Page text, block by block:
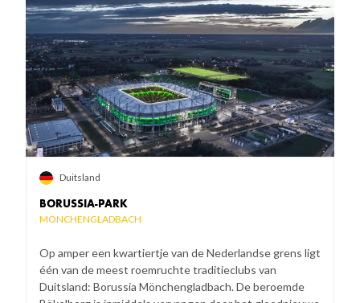
BORUSSIA-PARK
MÖNCHENGLADBACH
Op amper een kwartiertje van de Nederlandse grens ligt
één van de meest roemruchte traditieclubs van
Duitsland: Borussia Mönchengladbach. De beroemde
Duitsland